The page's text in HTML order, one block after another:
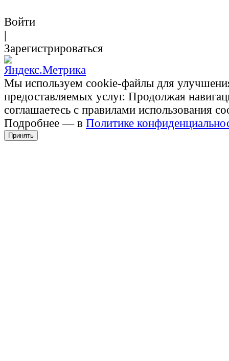
Войти
|
Зарегистрироваться
Мы используем cookie-файлы для
предоставляемых услуг. Продолжая
соглашаетесь с правилами использования
Подробнее — в Политике
Принять